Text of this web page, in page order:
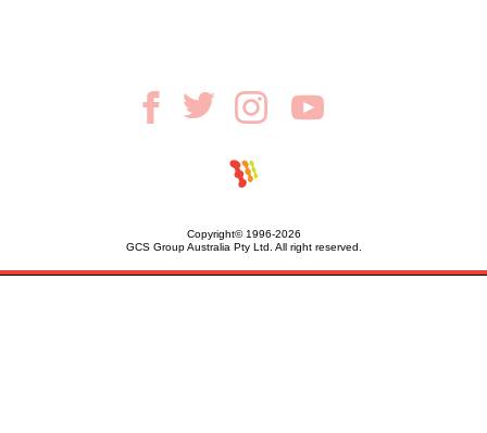
Copyright© 1996-2026
GCS Group Australia Pty Ltd. All right reserved.